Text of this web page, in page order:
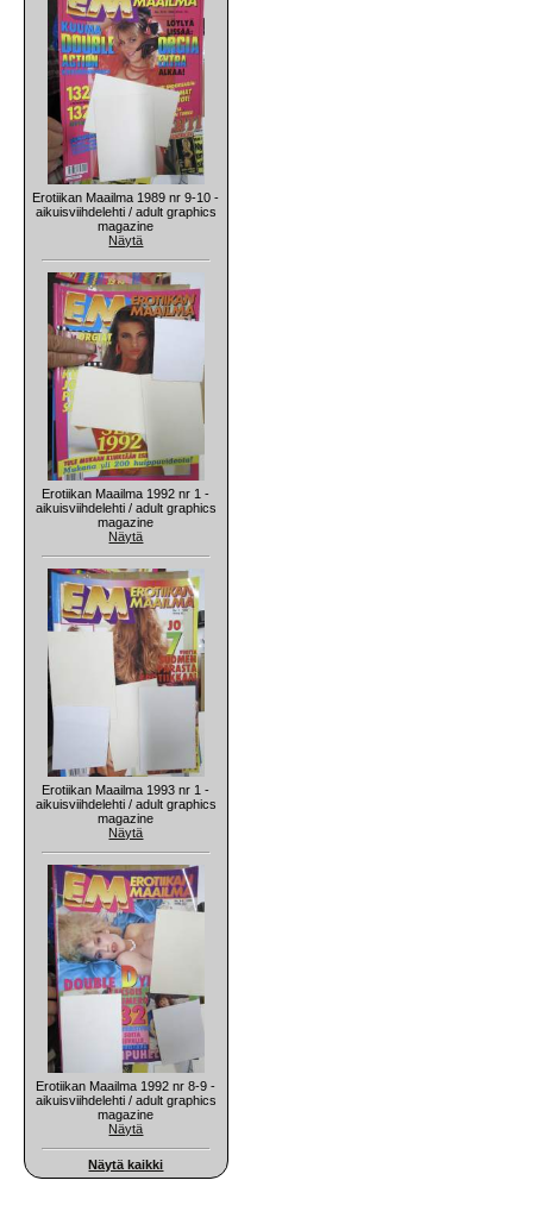
Erotiikan Maailma 1989 nr 9-10 -
aikuisviihdelehti / adult graphics
magazine
Näytä
Erotiikan Maailma 1992 nr 1 -
aikuisviihdelehti / adult graphics
magazine
Näytä
Erotiikan Maailma 1993 nr 1 -
aikuisviihdelehti / adult graphics
magazine
Näytä
Erotiikan Maailma 1992 nr 8-9 -
aikuisviihdelehti / adult graphics
magazine
Näytä
Näytä kaikki